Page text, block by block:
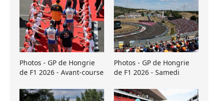
Photos - GP de Hongrie
de F1 2026 - Avant-course
Photos - GP de Hongrie
de F1 2026 - Samedi